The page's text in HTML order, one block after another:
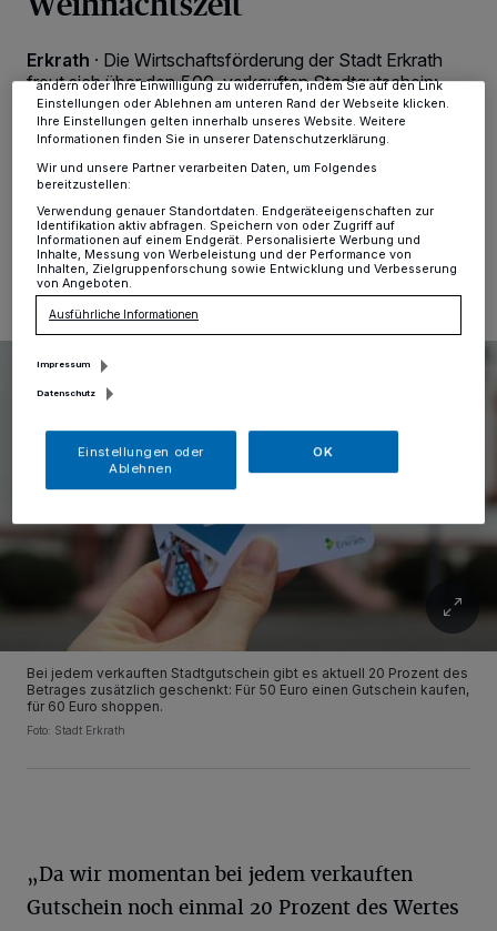
Erkrath · Die Wirtschaftsförderung der Stadt Erkrath
freut sich über den 500. verkauften Stadtgutschein:
„Die lokale Initiative kommt bei den Erkratherinnen und
Erkrathern gut an“, so Vincent Endereß, Leiter der
Wirtschaftsförderung.
25.10.2021 , 09:53 Uhr Eine Minute Lesezeit
Bei jedem verkauften Stadtgutschein gibt es aktuell 20 Prozent des
Betrages zusätzlich geschenkt: Für 50 Euro einen Gutschein kaufen,
für 60 Euro shoppen.
Foto: Stadt Erkrath
„Da wir momentan bei jedem verkauften
Gutschein noch einmal 20 Prozent des Wertes
verarbeiten Daten, um Ihnen Dienste bereitzustellen“ aufgeführten
Anzeigen möglicherweise nicht mehr so relevant für Sie. Sie können
dieses Menü jederzeit wieder aufrufen, um Ihre Einstellungen zu
ändern oder Ihre Einwilligung zu widerrufen, indem Sie auf den Link
Einstellungen oder Ablehnen am unteren Rand der Webseite klicken.
Ihre Einstellungen gelten innerhalb unseres Website. Weitere
Informationen finden Sie in unserer Datenschutzerklärung.
Wir und unsere Partner verarbeiten Daten, um Folgendes
bereitzustellen:
Verwendung genauer Standortdaten. Endgeräteeigenschaften zur
Identifikation aktiv abfragen. Speichern von oder Zugriff auf
Informationen auf einem Endgerät. Personalisierte Werbung und
Inhalte, Messung von Werbeleistung und der Performance von
Inhalten, Zielgruppenforschung sowie Entwicklung und Verbesserung
von Angeboten.
Ausführliche Informationen
Impressum
Datenschutz
Einstellungen oder
Ablehnen
OK